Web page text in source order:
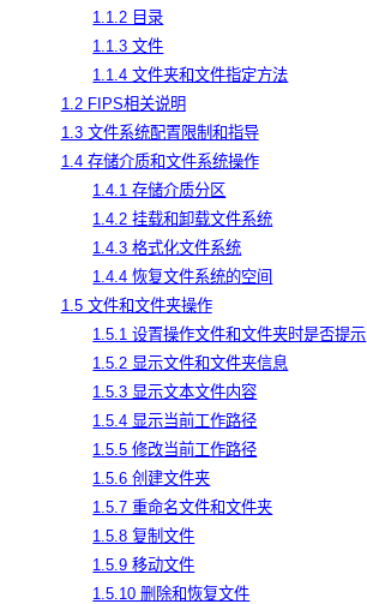
1.1.2 目录
1.1.3 文件
1.1.4 文件夹和文件指定方法
1.2 FIPS相关说明
1.3 文件系统配置限制和指导
1.4 存储介质和文件系统操作
1.4.1 存储介质分区
1.4.2 挂载和卸载文件系统
1.4.3 格式化文件系统
1.4.4 恢复文件系统的空间
1.5 文件和文件夹操作
1.5.1 设置操作文件和文件夹时是否提示
1.5.2 显示文件和文件夹信息
1.5.3 显示文本文件内容
1.5.4 显示当前工作路径
1.5.5 修改当前工作路径
1.5.6 创建文件夹
1.5.7 重命名文件和文件夹
1.5.8 复制文件
1.5.9 移动文件
1.5.10 删除和恢复文件